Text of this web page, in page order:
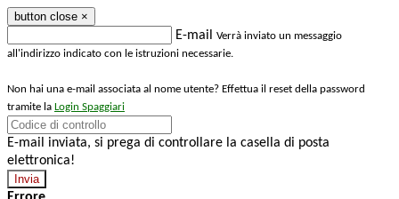
button close ×
E-mail Verrà inviato un messaggio
all'indirizzo indicato con le istruzioni necessarie.
Non hai una e-mail associata al nome utente? Effettua il reset della password
tramite la Login Spaggiari
E-mail inviata, si prega di controllare la casella di posta
elettronica!